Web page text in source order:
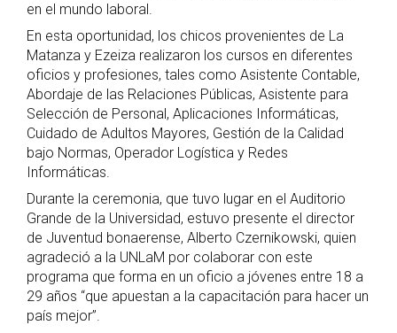
en el mundo laboral.
En esta oportunidad, los chicos provenientes de La
Matanza y Ezeiza realizaron los cursos en diferentes
oficios y profesiones, tales como Asistente Contable,
Abordaje de las Relaciones Públicas, Asistente para
Selección de Personal, Aplicaciones Informáticas,
Cuidado de Adultos Mayores, Gestión de la Calidad
bajo Normas, Operador Logística y Redes
Informáticas.
Durante la ceremonia, que tuvo lugar en el Auditorio
Grande de la Universidad, estuvo presente el director
de Juventud bonaerense, Alberto Czernikowski, quien
agradeció a la UNLaM por colaborar con este
programa que forma en un oficio a jóvenes entre 18 a
29 años “que apuestan a la capacitación para hacer un
país mejor”.